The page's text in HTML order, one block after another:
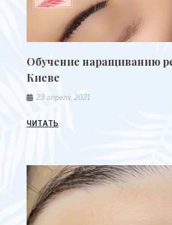
Обучение наращиванию
Киеве
23 апреля, 2021
ЧИТАТЬ